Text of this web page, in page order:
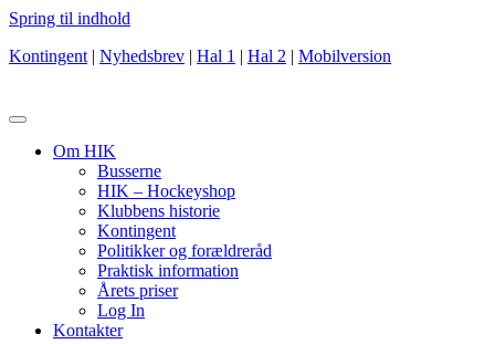
Spring til indhold
Kontingent | Nyhedsbrev | Hal 1 | Hal 2 | Mobilversion
Om HIK
Busserne
HIK – Hockeyshop
Klubbens historie
Kontingent
Politikker og forældreråd
Praktisk information
Årets priser
Log In
Kontakter